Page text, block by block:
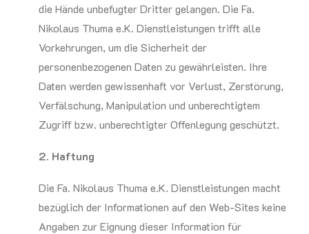
die Hände unbefugter Dritter gelangen. Die Fa.
Nikolaus Thuma e.K. Dienstleistungen trifft alle
Vorkehrungen, um die Sicherheit der
personenbezogenen Daten zu gewährleisten. Ihre
Daten werden gewissenhaft vor Verlust, Zerstörung,
Verfälschung, Manipulation und unberechtigtem
Zugriff bzw. unberechtigter Offenlegung geschützt.
2. Haftung
Die Fa. Nikolaus Thuma e.K. Dienstleistungen macht
bezüglich der Informationen auf den Web-Sites keine
Angaben zur Eignung dieser Information für